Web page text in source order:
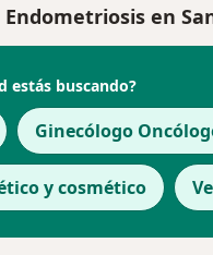
en
estás buscando?
Ginecólogo
y cosmético